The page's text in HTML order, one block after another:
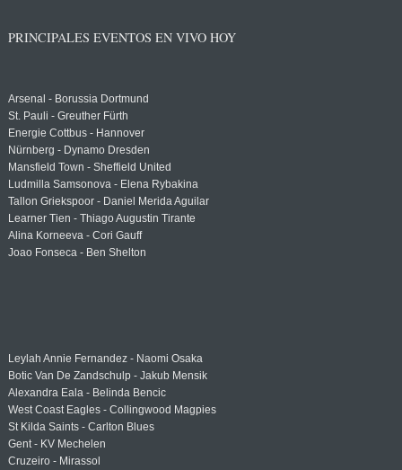
PRINCIPALES EVENTOS EN VIVO HOY
Arsenal - Borussia Dortmund
St. Pauli - Greuther Fürth
Energie Cottbus - Hannover
Nürnberg - Dynamo Dresden
Mansfield Town - Sheffield United
Ludmilla Samsonova - Elena Rybakina
Tallon Griekspoor - Daniel Merida Aguilar
Learner Tien - Thiago Augustin Tirante
Alina Korneeva - Cori Gauff
Joao Fonseca - Ben Shelton
Leylah Annie Fernandez - Naomi Osaka
Botic Van De Zandschulp - Jakub Mensik
Alexandra Eala - Belinda Bencic
West Coast Eagles - Collingwood Magpies
St Kilda Saints - Carlton Blues
Gent - KV Mechelen
Cruzeiro - Mirassol